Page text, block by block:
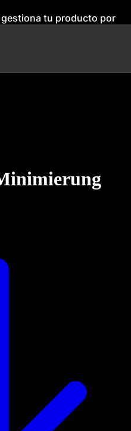
tu producto por